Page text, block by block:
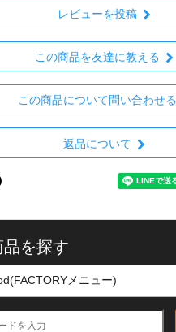
レビューを投稿
この商品を友達に教える
この商品について問い合わせる
返品について
を探す